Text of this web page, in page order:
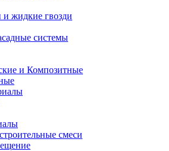
жидкие гвозди
системы
и Композитные
смеси